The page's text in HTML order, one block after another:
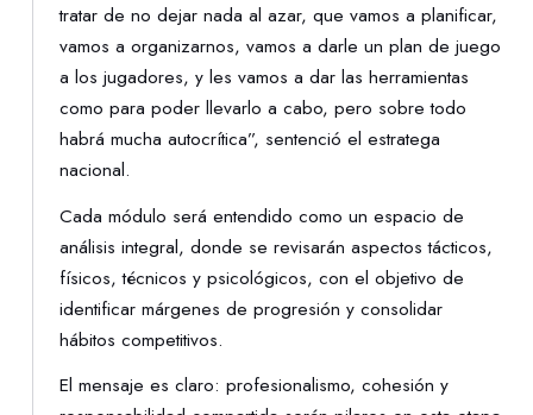
tratar de no dejar nada al azar, que vamos a planificar,
vamos a organizarnos, vamos a darle un plan de juego
a los jugadores, y les vamos a dar las herramientas
como para poder llevarlo a cabo, pero sobre todo
habrá mucha autocrítica”, sentenció el estratega
nacional.
Cada módulo será entendido como un espacio de
análisis integral, donde se revisarán aspectos tácticos,
físicos, técnicos y psicológicos, con el objetivo de
identificar márgenes de progresión y consolidar
hábitos competitivos.
El mensaje es claro: profesionalismo, cohesión y